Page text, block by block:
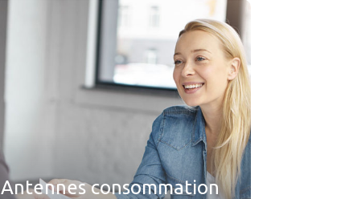
Antennes consommation